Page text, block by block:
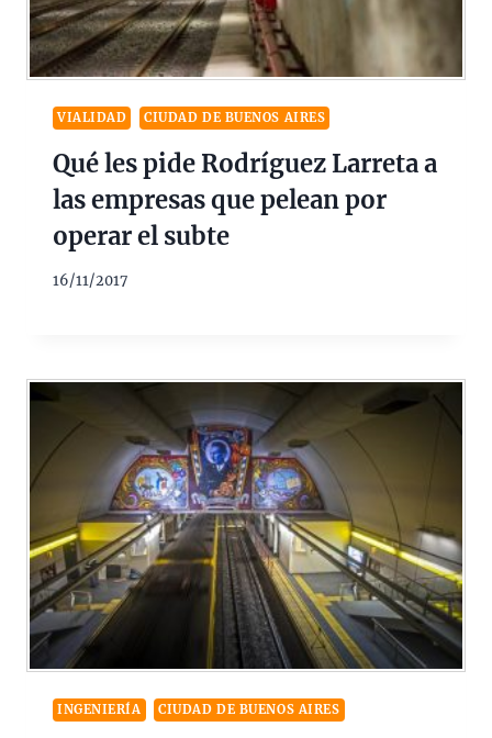
VIALIDAD CIUDAD DE BUENOS AIRES
Qué les pide Rodríguez Larreta a
las empresas que pelean por
operar el subte
16/11/2017
INGENIERÍA CIUDAD DE BUENOS AIRES